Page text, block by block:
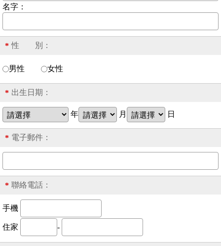
名字：
* 性 別：
男性 女性
* 出生日期：
年 月 日
* 電子郵件：
* 聯絡電話：
手機
住家 -